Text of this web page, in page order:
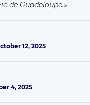
de Guadeloupe.
12, 2025
4, 2025